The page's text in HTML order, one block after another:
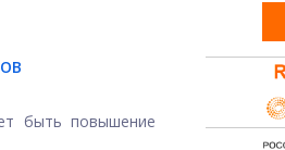
быть повышение